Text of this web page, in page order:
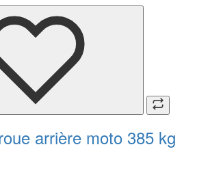
arrière moto 385 kg